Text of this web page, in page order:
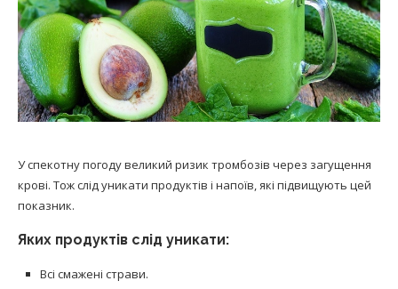
У спекотну погоду великий ризик тромбозів через загущення
крові. Тож слід уникати продуктів і напоїв, які підвищують цей
показник.
Яких продуктів слід уникати:
Всі смажені страви.